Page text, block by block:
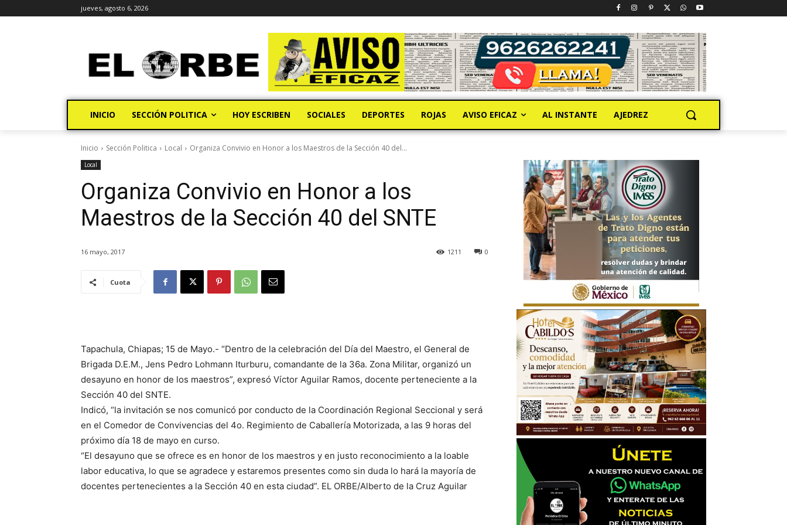
jueves, agosto 6, 2026
INICIO SECCIÓN POLITICA HOY ESCRIBEN SOCIALES DEPORTES ROJAS AVISO EFICAZ AL INSTANTE AJEDREZ
Inicio Sección Politica Local Organiza Convivio en Honor a los Maestros de la Sección 40 del...
Local
Organiza Convivio en Honor a los
Maestros de la Sección 40 del SNTE
16 mayo, 2017 0
1211
Cuota
Tapachula, Chiapas; 15 de Mayo.- “Dentro de la celebración del Día del Maestro, el General de
Brigada D.E.M., Jens Pedro Lohmann Iturburu, comandante de la 36a. Zona Militar, organizó un
desayuno en honor de los maestros”, expresó Víctor Aguilar Ramos, docente perteneciente a la
Sección 40 del SNTE.
Indicó, “la invitación se nos comunicó por conducto de la Coordinación Regional Seccional y será
en el Comedor de Convivencias del 4o. Regimiento de Caballería Motorizada, a las 9 horas del
próximo día 18 de mayo en curso.
“El desayuno que se ofrece es en honor de los maestros y en justo reconocimiento a la loable
labor educativa, lo que se agradece y estaremos presentes como sin duda lo hará la mayoría de
docentes pertenecientes a la Sección 40 en esta ciudad”. EL ORBE/Alberto de la Cruz Aguilar